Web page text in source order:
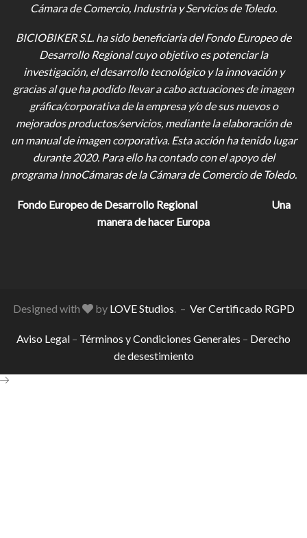
Cámara de Comercio, Industria y Servicios de Toledo.
BICIOBIKER S.L. ha sido beneficiaria del Fondo Europeo de
Desarrollo Regional cuyo objetivo es potenciar la
investigación, el desarrollo tecnológico y la innovación y
gracias al que ha podido llevar a cabo actuaciones de imagen
gráfica/corporativa de la empresa y/o de sus nuevos o
mejorados productos/servicios, mediante la elaboración de
un manual de imagen corporativa. Esta acción ha tenido lugar
durante 2020. Para ello ha contado con el apoyo del
programa InnoCámaras de la Cámara de Comercio de Toledo.
Fondo Europeo de Desarrollo Regional
Una
manera de hacer Europa
Designed with by LOVE Studios. – Ver Certificado RGPD
Aviso Legal – Términos y Condiciones Generales – Derecho
de desestimiento